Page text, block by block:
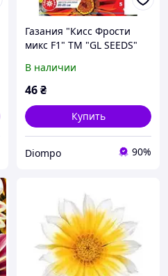
Газания "Кисс Фрости
микс F1" ТМ "GL SEEDS"
В наличии
46₴
Купить
Diompo 90%